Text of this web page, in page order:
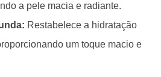
a pele macia e radiante.
Restabelece a hidratação
um toque macio e